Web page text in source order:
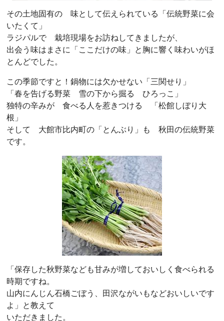
その土地固有の 味として伝えられている「伝統野菜に会
いたくて」
ラジパルで 栽培現場をお訪ねしてきましたが、
出会う味はまさに「ここだけの味」と胸に響く味わいがほ
とんどでした。
この季節ですと！鍋物には欠かせない「三関せり」
「春を告げる野菜 雪の下から掘る ひろっこ」
独特の辛みが 食べる人を惹きつける 「松館しぼり大
根」
そして 大館市比内町の「とんぶり」も 秋田の伝統野菜
です。
「保存した秋野菜なども甘みが増しておいしく食べられる
時期ですね。
山内にんじん石橋ごぼう、田沢ながいもなどおいしいです
よ」と教えて
いただきました。